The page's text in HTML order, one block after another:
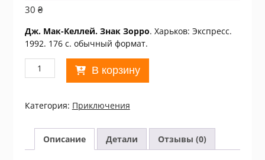
30 ₴
Дж. Мак-Келлей. Знак Зорро. Харьков: Экспресс.
1992. 176 с. обычный формат.
Количество
товара
Мак-
Кэллэй.
Знак
Зорро
В корзину
Категория: Приключения
Описание Детали Отзывы (0)